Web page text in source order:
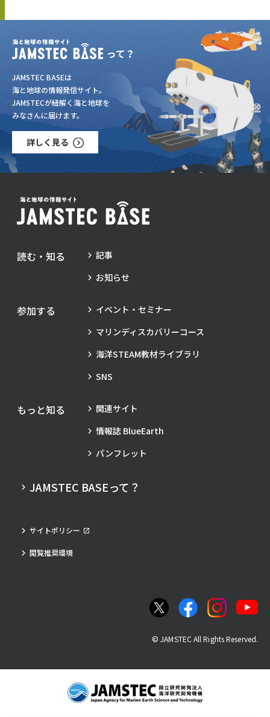
JAMSTEC BASEは
海と地球の情報発信サイト。
JAMSTECが紐解く海と地球を
みなさんに届けます。
詳しく見る
読む・知る
記事
お知らせ
参加する
イベント・セミナー
マリンディスカバリーコース
海洋STEAM教材ライブラリ
SNS
もっと知る
関連サイト
情報誌 BlueEarth
パンフレット
JAMSTEC BASEって？
サイトポリシー
閲覧推奨環境
© JAMSTEC All Rights Reserved.